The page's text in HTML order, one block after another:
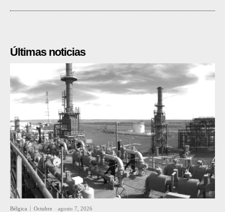
Últimas noticias
Bélgica Octubre - agosto 7, 2026